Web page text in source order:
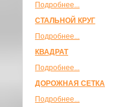
Подробнее...
СТАЛЬНОЙ КРУГ
Подробнее...
КВАДРАТ
Подробнее...
ДОРОЖНАЯ СЕТКА
Подробнее...